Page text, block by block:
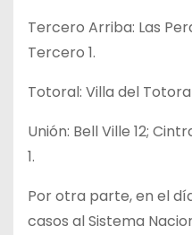
Tercero Arriba: Las
Tercero 1.
Totoral: Villa del Totoral
Unión: Bell Ville 12;
1.
Por otra parte, en el
casos al Sistema